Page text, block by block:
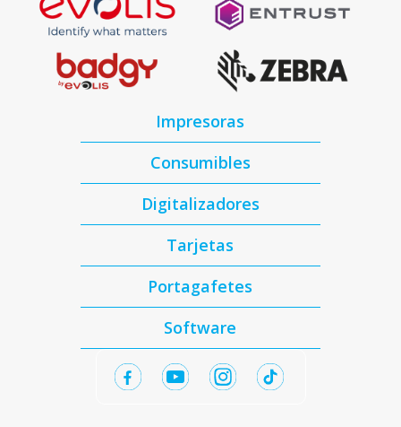
Impresoras
Consumibles
Digitalizadores
Tarjetas
Portagafetes
Software